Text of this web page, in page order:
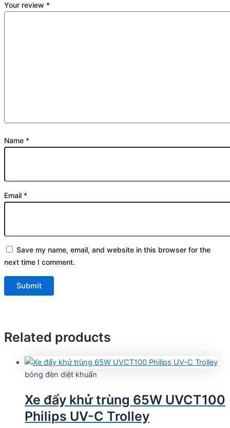
Your review *
Name *
Email *
Save my name, email, and website in this browser for the
next time I comment.
Related products
bóng đèn diệt khuẩn
Xe đẩy khử trùng 65W UVCT100
Philips UV-C Trolley